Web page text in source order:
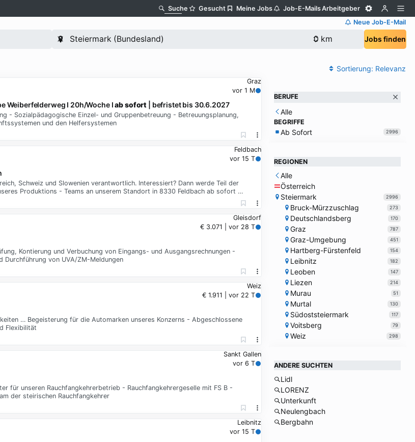
Suche Gesucht Meine Jobs Job-E-MailsArbeitgeber
Neue Job-E-Mail
Jobs finden
Sortierung: Relevanz
Graz
vor 1 M
Weiberfelderweg I 20h/Woche Iab sofort | befristet bis 30.6.2027
- Sozialpädagogische Einzel- und Gruppenbetreuung - Betreuungsplanung,
und den Helfersystemen
Feldbach
vor 15 T
Schweiz und Slowenien verantwortlich. Interessiert? Dann werde Teil der
Produktions - Teams an unserem Standort in 8330 Feldbach ab sofort …
Gleisdorf
€ 3.071 | vor 28 T
Kontierung und Verbuchung von Eingangs- und Ausgangsrechnungen -
Durchführung von UVA/ZM-Meldungen
Weiz
€ 1.911 | vor 22 T
… Begeisterung für die Automarken unseres Konzerns - Abgeschlossene
Flexibilität
Sankt Gallen
vor 6 T
unseren Rauchfangkehrerbetrieb - Rauchfangkehrergeselle mit FS B -
der steirischen Rauchfangkehrer
Leibnitz
vor 15 T
BERUFE
Alle
BEGRIFFE
Ab Sofort 2996
REGIONEN
Alle
Österreich
Steiermark
2996
Bruck-Mürzzuschlag 273
Deutschlandsberg 170
Graz 787
Graz-Umgebung 451
Hartberg-Fürstenfeld 154
Leibnitz 182
Leoben 147
Liezen 214
Murau 51
Murtal 130
Südoststeiermark 117
Voitsberg 79
Weiz 298
ANDERE SUCHTEN
Lidl
LORENZ
Unterkunft
Neulengbach
Bergbahn